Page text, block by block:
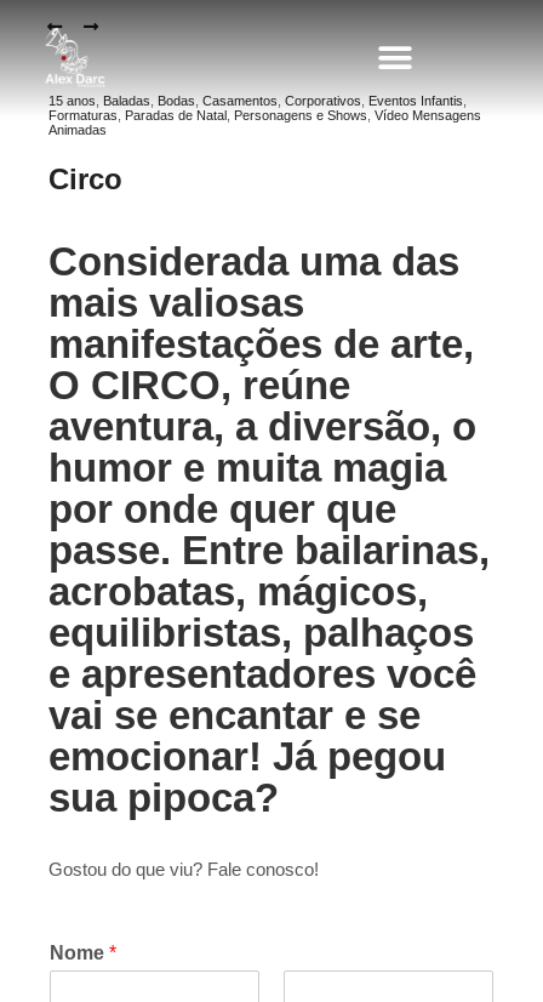
15 anos, Baladas, Bodas, Casamentos, Corporativos, Eventos Infantis,
Formaturas, Paradas de Natal , Personagens e Shows, Vídeo Mensagens
Animadas
Circo
Considerada uma das
mais valiosas
manifestações de arte,
O CIRCO, reúne
aventura, a diversão, o
humor e muita magia
por onde quer que
passe. Entre bailarinas,
acrobatas, mágicos,
equilibristas, palhaços
e apresentadores você
vai se encantar e se
emocionar! Já pegou
sua pipoca?
Gostou do que viu? Fale conosco!
Nome *